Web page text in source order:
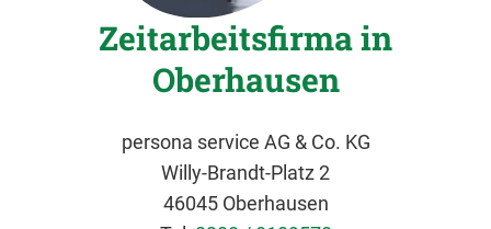
Zeitarbeitsfirma in
Oberhausen
persona service AG & Co. KG
Willy-Brandt-Platz 2
46045 Oberhausen